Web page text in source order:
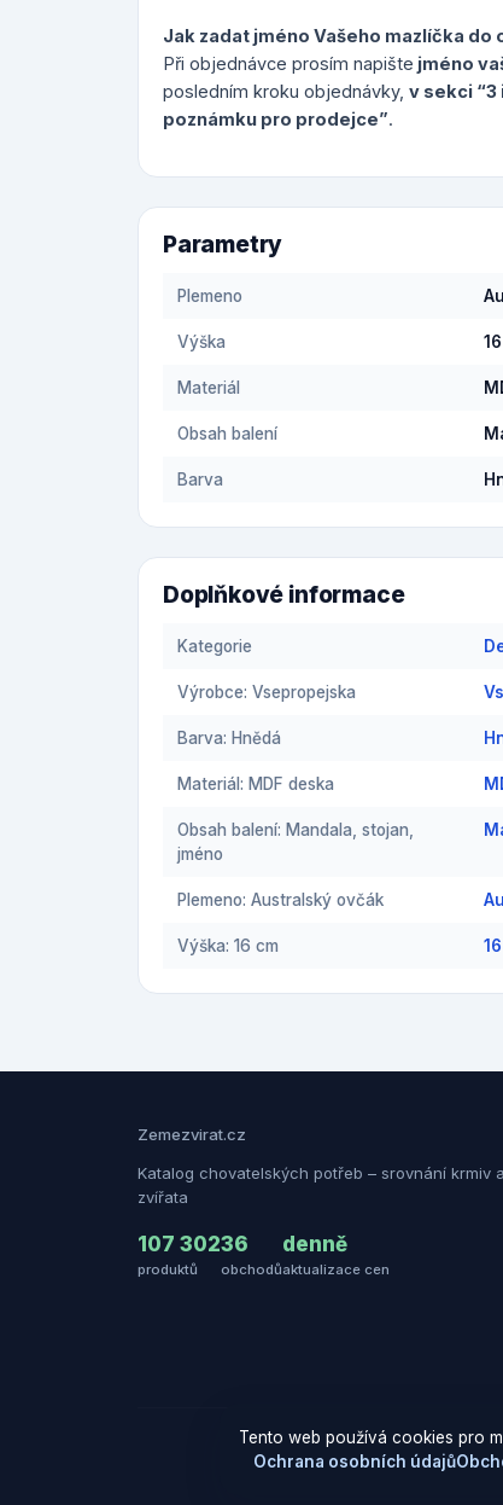
Jak zadat jméno Vašeho mazlíčka do
Při objednávce prosím napište jméno
posledním kroku objednávky, v sekci “3
poznámku pro prodejce”.
Parametry
Plemeno
Výška
Materiál
Obsah balení
Barva
Doplňkové informace
Kategorie
Výrobce: Vsepropejska
Barva: Hnědá
Materiál: MDF deska
Obsah balení: Mandala, stojan,
jméno
Plemeno: Australský ovčák
Výška: 16 cm
Zemezvirat.cz
Katalog chovatelských potřeb – srovnání krmiv
zvířata
107 302
produktů
36
obchodů
denně
aktualizace cen
Tento web používá cookies pro
Ochrana osobních údajů